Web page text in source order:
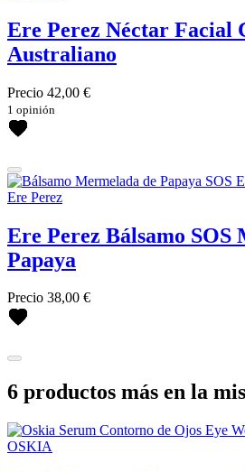
Ere Perez Néctar Facial
Australiano
Precio 42,00 €
1 opinión
Ere Perez
Ere Perez Bálsamo SOS
Papaya
Precio 38,00 €
6 productos más en la
OSKIA